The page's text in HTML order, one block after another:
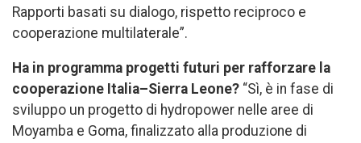
Rapporti basati su dialogo, rispetto reciproco e
cooperazione multilaterale”.
Ha in programma progetti futuri per rafforzare la
cooperazione Italia–Sierra Leone? “Sì, è in fase di
sviluppo un progetto di hydropower nelle aree di
Moyamba e Goma, finalizzato alla produzione di